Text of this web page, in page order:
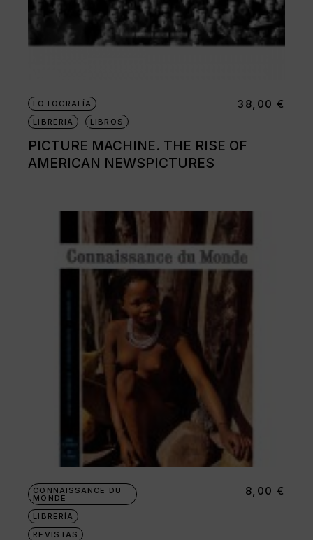
FOTOGRAFÍA
LIBRERÍA
LIBROS
PICTURE MACHINE. THE RISE OF
AMERICAN NEWSPICTURES
38,00 €
CONNAISSANCE DU
MONDE
LIBRERÍA
REVISTAS
8,00 €